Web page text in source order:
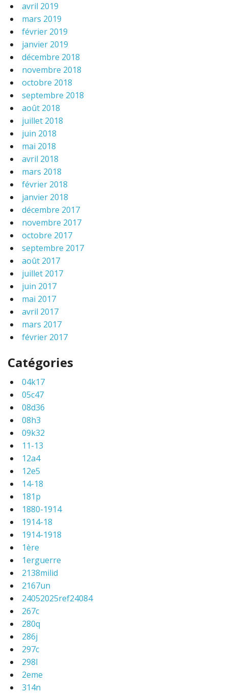
avril 2019
mars 2019
février 2019
janvier 2019
décembre 2018
novembre 2018
octobre 2018
septembre 2018
août 2018
juillet 2018
juin 2018
mai 2018
avril 2018
mars 2018
février 2018
janvier 2018
décembre 2017
novembre 2017
octobre 2017
septembre 2017
août 2017
juillet 2017
juin 2017
mai 2017
avril 2017
mars 2017
février 2017
Catégories
04k17
05c47
08d36
08h3
09k32
11-13
12a4
12e5
14-18
181p
1880-1914
1914-18
1914-1918
1ère
1erguerre
2138milid
2167un
24052025ref24084
267c
280q
286j
297c
298l
2eme
314n